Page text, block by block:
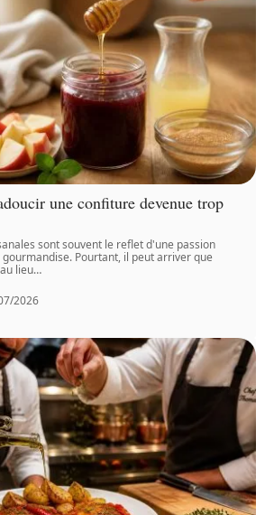
une confiture devenue trop
sont souvent le reflet d'une passion
Pourtant, il peut arriver que
lieu…
2026